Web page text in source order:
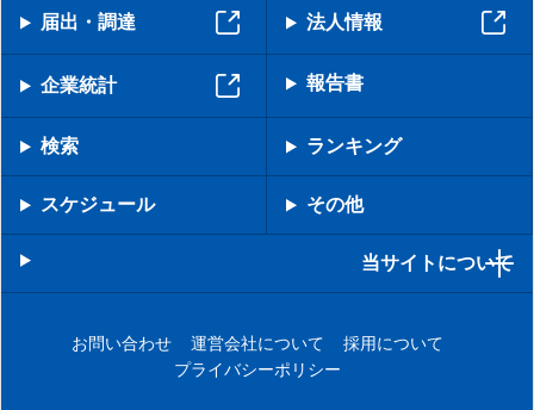
届出・調達 法人情報
企業統計 報告書
検索 ランキング
スケジュール その他
当サイトについて
お問い合わせ 運営会社について
採用について
プライバシーポリシー